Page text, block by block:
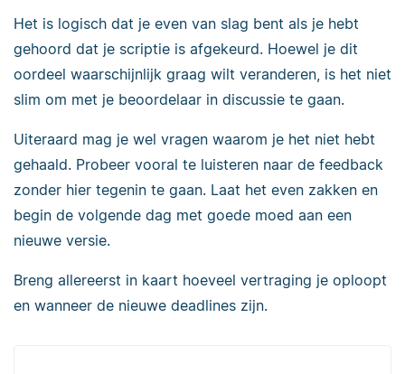
Het is logisch dat je even van slag bent als je hebt
gehoord dat je scriptie is afgekeurd. Hoewel je dit
oordeel waarschijnlijk graag wilt veranderen, is het niet
slim om met je beoordelaar in discussie te gaan.
Uiteraard mag je wel vragen waarom je het niet hebt
gehaald. Probeer vooral te luisteren naar de feedback
zonder hier tegenin te gaan. Laat het even zakken en
begin de volgende dag met goede moed aan een
nieuwe versie.
Breng allereerst in kaart hoeveel vertraging je oploopt
en wanneer de nieuwe deadlines zijn.